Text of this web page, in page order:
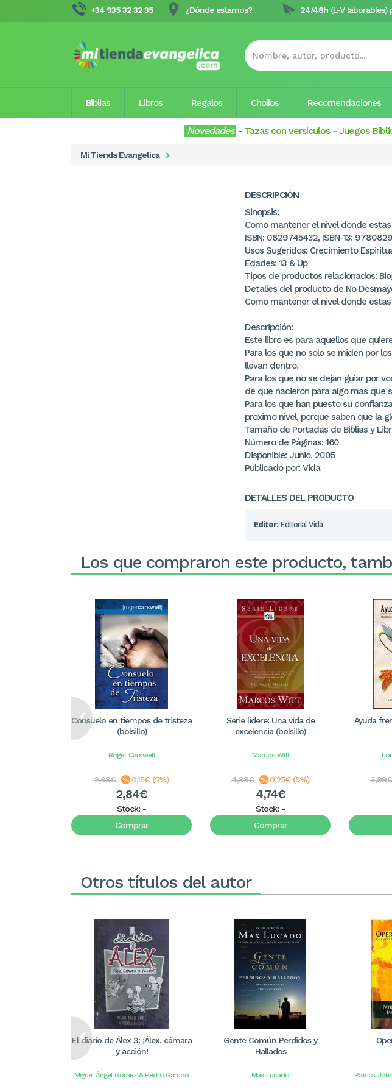
+34 935 32 32 35 ¿Dónde estamos? 24/48h (L-V laborables)
Biblias Libros Regalos Chollos Recomendaciones
Novedades - Tazas con versículos- Juegos
Mi Tienda Evangelica
DESCRIPCIÓN
Sinopsis:
Como mantener el nivel donde
ISBN: 0829745432, ISBN-13:
Usos Sugeridos: Crecimiento
Edades: 13 & Up
Tipos de productos relacionados:
Detalles del producto de No
Como mantener el nivel donde
Descripción:
Este libro es para aquellos que
Para los que no solo se miden por
llevan dentro.
Para los que no se dejan guiar por
de que nacieron para algo mas que
Para los que han puesto su
proximo nivel, porque saben que la
Tamaño de Portadas de Biblias y
Número de Páginas: 160
Disponible: Junio, 2005
Publicado por: Vida
DETALLES DEL PRODUCTO
Editor: Editorial Vida
Los que compraron este producto,
Consuelo en tiempos de tristeza
(bolsillo)
Roger Carswell
2,99€ 0,15€ (5%)
2,84€
Stock: -
Comprar
Serie lidere: Una vida de
excelencia (bolsillo)
Marcos Witt
4,99€ 0,25€ (5%)
4,74€
Stock: -
Comprar
Ayuda
3,99€
Otros títulos del autor
El diario de Álex 3: ¡Álex, cámara
y acción!
Miguel Ángel Gómez & Pedro Garrido
Gente Común Perdidos y
Hallados
Max Lucado Patrick